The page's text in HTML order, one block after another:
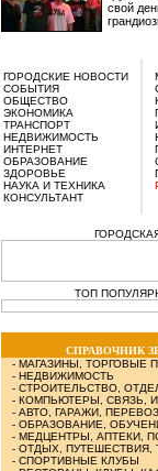
свой
ГОРОДСКИЕ НОВОСТИ
СОБЫТИЯ
ОБЩЕСТВО
ЭКОНОМИКА
ТРАНСПОРТ
НЕДВИЖИМОСТЬ
ИНТЕРНЕТ
ОБРАЗОВАНИЕ
ЗДОРОВЬЕ
НАУКА И ТЕХНИКА
КОНСУЛЬТАНТ
ТОП
СПРАВОЧНИК
- МАГАЗИНЫ, ТОРГОВЫЕ
- НЕДВИЖИМОСТЬ
- СТРОИТЕЛЬСТВО,
- КОМПЬЮТЕРЫ, СВЯЗЬ,
- АВТО, ГАРАЖИ,
- ОБРАЗОВАНИЕ,
- МЕДЦЕНТРЫ, АПТЕКИ,
- ОТДЫХ, ПУТЕШЕСТВИЯ,
- СПОРТИВНЫЕ КЛУБЫ